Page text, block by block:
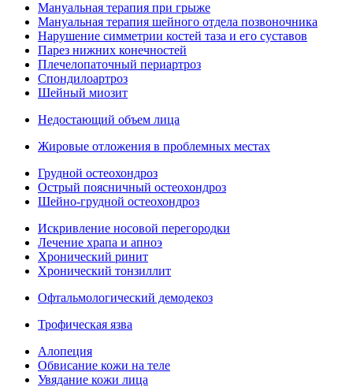
Мануальная терапия при грыже
Мануальная терапия шейного отдела позвоночника
Нарушение симметрии костей таза и его суставов
Парез нижних конечностей
Плечелопаточный периартроз
Спондилоартроз
Шейный миозит
Недостающий объем лица
Жировые отложения в проблемных местах
Грудной остеохондроз
Острый поясничный остеохондроз
Шейно-грудной остеохондроз
Искривление носовой перегородки
Лечение храпа и апноэ
Хронический ринит
Хронический тонзиллит
Офтальмологический демодекоз
Трофическая язва
Алопеция
Обвисание кожи на теле
Увядание кожи лица